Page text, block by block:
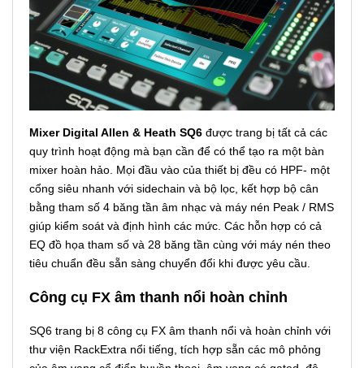
Mixer Digital Allen & Heath SQ6 được trang bị tất cả các
quy trình hoạt động mà bạn cần để có thể tạo ra một bàn
mixer hoàn hảo. Mọi đầu vào của thiết bị đều có HPF- một
cổng siêu nhanh với sidechain và bộ lọc, kết hợp bộ cân
bằng tham số 4 băng tần âm nhạc và máy nén Peak / RMS
giúp kiểm soát và định hình các mức. Các hỗn hợp có cả
EQ đồ họa tham số và 28 băng tần cùng với máy nén theo
tiêu chuẩn đều sẵn sàng chuyển đổi khi được yêu cầu.
Công cụ FX âm thanh nổi hoàn chỉnh
SQ6 trang bị 8 công cụ FX âm thanh nổi và hoàn chỉnh với
thư viện RackExtra nổi tiếng, tích hợp sẵn các mô phỏng